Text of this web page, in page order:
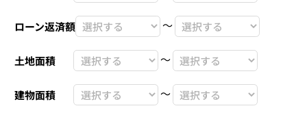
ローン返済額 〜
土地面積 〜
建物面積 〜